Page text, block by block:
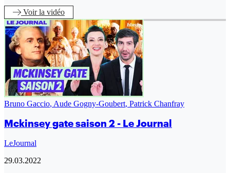
Voirla vidéo
Bruno Gaccio, Aude Gogny-Goubert, Patrick Chanfray
Mckinsey gate saison 2 - Le Journal
LeJournal
29.03.2022